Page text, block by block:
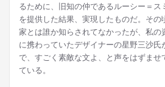
るために、旧知の仲であるルーシー＝
を提供した結果、実現したものだ。そ
家とは誰か知らされてなかったが、私の
に携わっていたデザイナーの星野三沙
で、すごく素敵な文よ、と声をはずませ
ている。